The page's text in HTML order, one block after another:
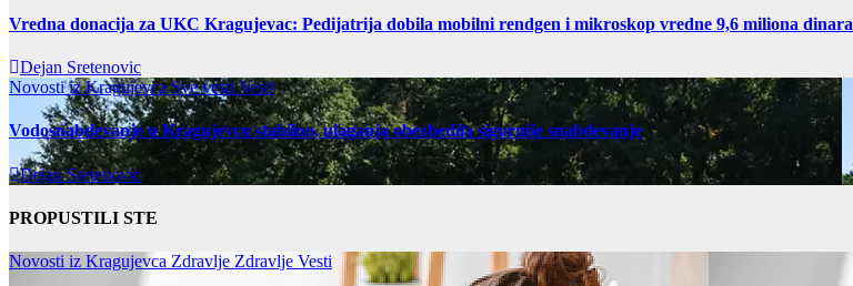
Vredna donacija za UKC Kragujevac: Pedijatrija dobila mobilni rendgen i mikroskop vredne 9,6 miliona dinara
Dejan Sretenovic
Novosti iz KragujevcaSve vestiVesti
Vodosnabdevanje u Kragujevcu stabilno, ulaganja obezbedila sigurnije snabdevanje
Dejan Sretenovic
PROPUSTILI STE
Novosti iz Kragujevca Zdravlje Zdravlje Vesti